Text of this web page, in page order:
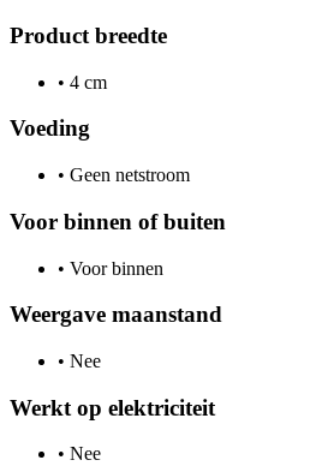
Product breedte
• 4 cm
Voeding
• Geen netstroom
Voor binnen of buiten
• Voor binnen
Weergave maanstand
• Nee
Werkt op elektriciteit
• Nee